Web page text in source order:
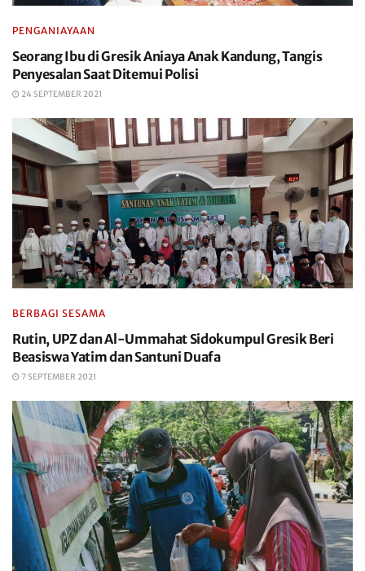
PENGANIAYAAN
Seorang Ibu di Gresik Aniaya Anak Kandung, Tangis
Penyesalan Saat Ditemui Polisi
24 SEPTEMBER 2021
BERBAGI SESAMA
Rutin, UPZ dan Al-Ummahat Sidokumpul Gresik Beri
Beasiswa Yatim dan Santuni Duafa
7 SEPTEMBER 2021